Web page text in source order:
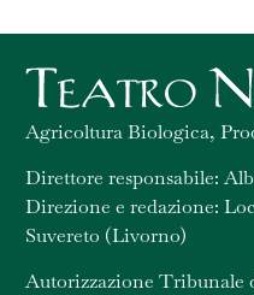
Agricoltura Biologica,
Direttore responsabile:
Direzione e redazione:
Suvereto (Livorno)
Autorizzazione Tribunale